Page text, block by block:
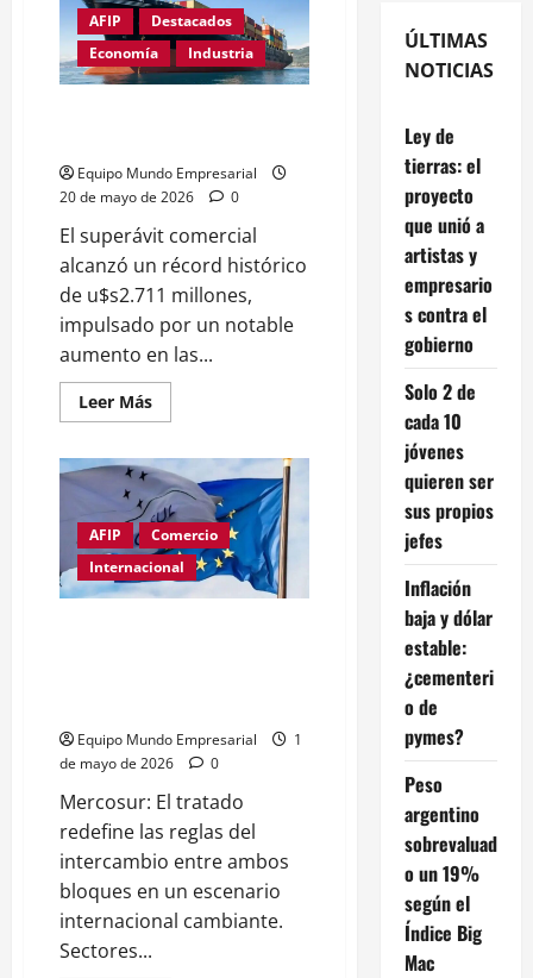
AFIP
Destacados
Economía
Industria
Equipo Mundo Empresarial
20 de mayo de 2026
0
El superávit comercial
alcanzó un récord histórico
de u$s2.711 millones,
impulsado por un notable
aumento en las...
Leer MásLeer
más
El
superávit
comercial
marcó
un
nuevo
récord
mensual
AFIP
Comercio
Internacional
Equipo Mundo Empresarial
1
de mayo de 2026
0
Mercosur: El tratado
redefine las reglas del
intercambio entre ambos
bloques en un escenario
internacional cambiante.
Sectores...
ÚLTIMAS
NOTICIAS
Ley de
tierras: el
proyecto
que unió a
artistas y
empresario
s contra el
gobierno
Solo 2 de
cada 10
jóvenes
quieren ser
sus propios
jefes
Inflación
baja y dólar
estable:
¿cementeri
o de
pymes?
Peso
argentino
sobrevaluad
o un 19%
según el
Índice Big
Mac